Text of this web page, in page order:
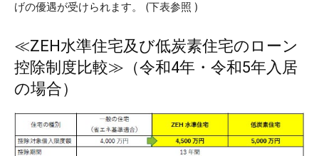
げの優遇が受けられます。 (下表参照 )
≪ZEH水準住宅及び低炭素住宅のローン
控除制度比較≫（令和4年・令和5年入居
の場合）